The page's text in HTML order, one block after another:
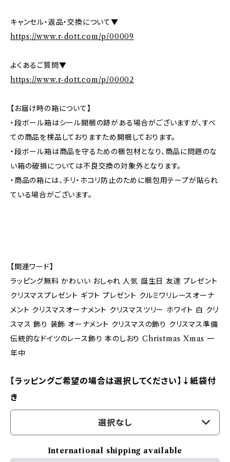
キャンセル・返品・交換について▼
https://www.r-dott.com/p/00009
よくあるご質問▼
https://www.r-dott.com/p/00002
【お届け時の箱について】
・段ボール箱はシール開梱の跡がある場合がございますが、すべ
ての商品を検品しておりますため開梱しております。
・段ボール箱は商品を守るための梱包材となり、商品に問題のな
い箱の破損については不良交換の対象外となります。
・商品の箱には、チリ・ホコリ防止のために梱包用テープが貼られ
ている場合がございます。
【関連ワード】
ラッピング無料 かわいい おしゃれ 人気 誕生日 友達 プレゼント
クリスマスプレゼント ギフト プレゼント クルミワリレースオーナ
メント クリスマスオーナメント クリスマスツリー ホワイト 白 クリ
スマス 飾り 装飾 オーナメント クリスマスの飾り クリスマス準備
伝統的なドイツのレース飾り 本のしおり Christmas Xmas 一
年中
【ラッピングご希望の場合は選択してください】↓紙袋付
き
選択なし
International shipping available